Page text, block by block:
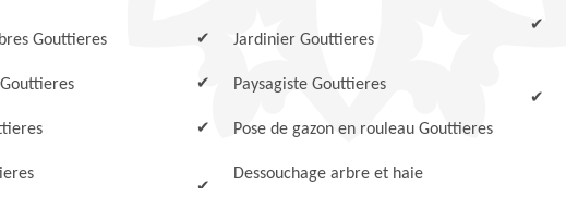
Gouttieres Jardinier Gouttieres
Paysagiste Gouttieres
Pose de gazon en rouleau Gouttieres
Dessouchage arbre et haie